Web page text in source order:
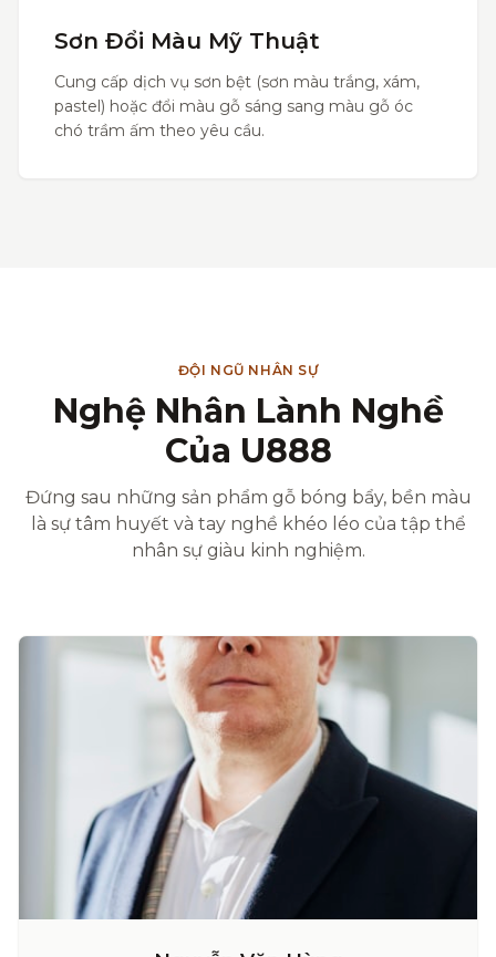
Sơn Đổi Màu Mỹ Thuật
Cung cấp dịch vụ sơn bệt (sơn màu trắng, xám,
pastel) hoặc đổi màu gỗ sáng sang màu gỗ óc
chó trầm ấm theo yêu cầu.
ĐỘI NGŨ NHÂN SỰ
Nghệ Nhân Lành Nghề
Của U888
Đứng sau những sản phẩm gỗ bóng bẩy, bền màu
là sự tâm huyết và tay nghề khéo léo của tập thể
nhân sự giàu kinh nghiệm.